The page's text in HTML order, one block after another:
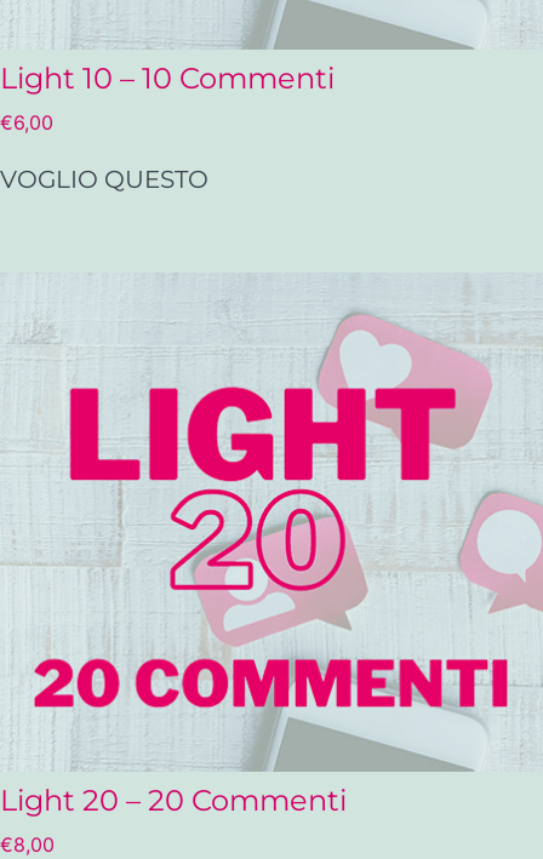
Light 10 – 10 Commenti
€6,00
VOGLIO QUESTO
Light 20 – 20 Commenti
€8,00